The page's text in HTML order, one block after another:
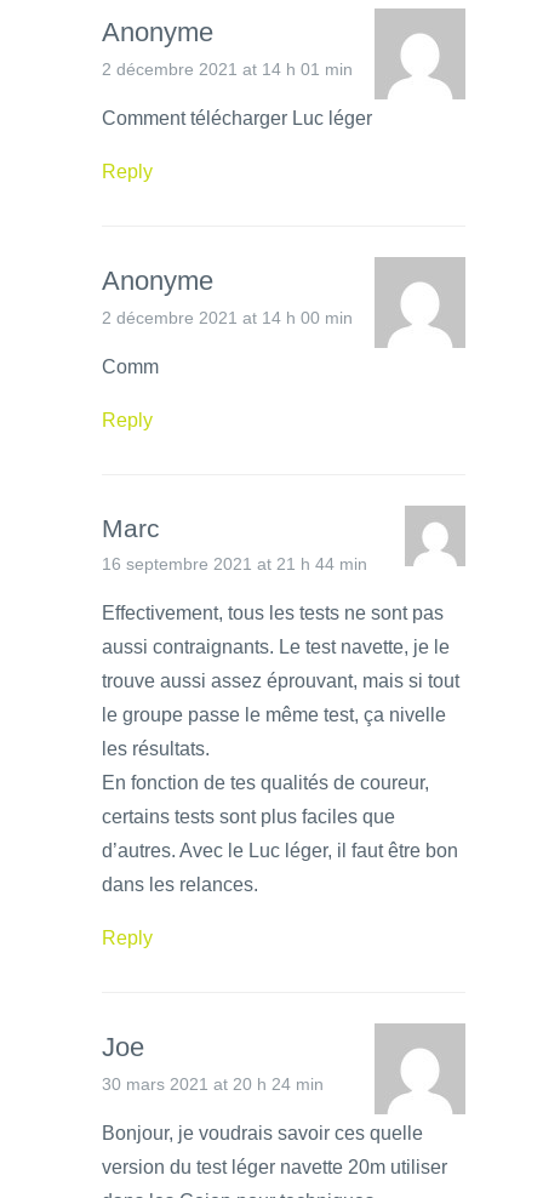
Anonyme
2 décembre 2021 at 14 h 01 min
Comment télécharger Luc léger
Reply
Anonyme
2 décembre 2021 at 14 h 00 min
Comm
Reply
Marc
16 septembre 2021 at 21 h 44 min
Effectivement, tous les tests ne sont pas
aussi contraignants. Le test navette, je le
trouve aussi assez éprouvant, mais si tout
le groupe passe le même test, ça nivelle
les résultats.
En fonction de tes qualités de coureur,
certains tests sont plus faciles que
d’autres. Avec le Luc léger, il faut être bon
dans les relances.
Reply
Joe
30 mars 2021 at 20 h 24 min
Bonjour, je voudrais savoir ces quelle
version du test léger navette 20m utiliser